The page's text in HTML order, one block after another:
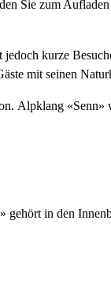
Sie zum
kurze
mit seinen
Alpklang
gehört in den